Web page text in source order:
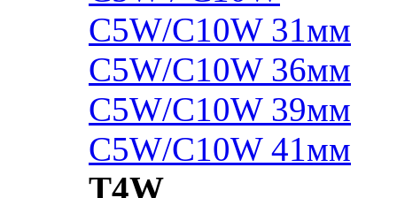
C5W/C10W 31мм
C5W/C10W 36мм
C5W/C10W 39мм
C5W/C10W 41мм
T4W